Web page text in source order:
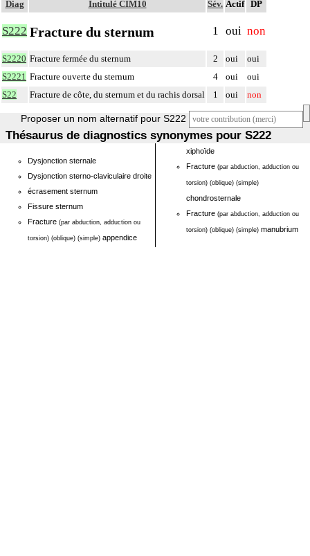
Diag Intitulé CIM10 Sév. Actif DP
S222 Fracture du sternum 1 oui non
S2220 Fracture fermée du sternum 2 oui
oui
S2221 Fracture ouverte du sternum 4 oui
oui
S22
Fracture de côte, du sternum et du rachis dorsal 1 oui non
Proposer un nom alternatif pour S222
Thésaurus de diagnostics synonymes pour S222
Dysjonction sternale
Dysjonction sterno-claviculaire droite
écrasement sternum
Fissure sternum
Fracture (par abduction, adduction ou
torsion) (oblique) (simple) appendice
xiphoïde
Fracture (par abduction, adduction ou
torsion) (oblique) (simple)
chondrosternale
Fracture (par abduction, adduction ou
torsion) (oblique) (simple) manubrium